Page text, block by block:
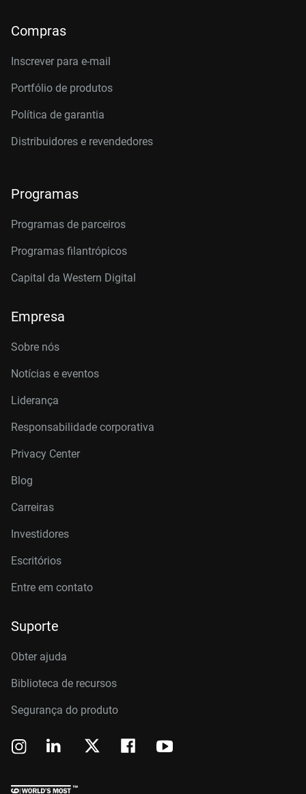
Compras
Inscrever para e-mail
Portfólio de produtos
Política de garantia
Distribuidores e revendedores
Programas
Programas de parceiros
Programas filantrópicos
Capital da Western Digital
Empresa
Sobre nós
Notícias e eventos
Liderança
Responsabilidade corporativa
Privacy Center
Blog
Carreiras
Investidores
Escritórios
Entre em contato
Suporte
Obter ajuda
Biblioteca de recursos
Segurança do produto